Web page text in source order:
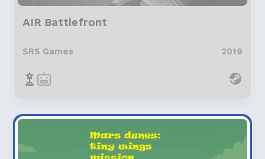
AIR Battlefront
SRS Games 2019